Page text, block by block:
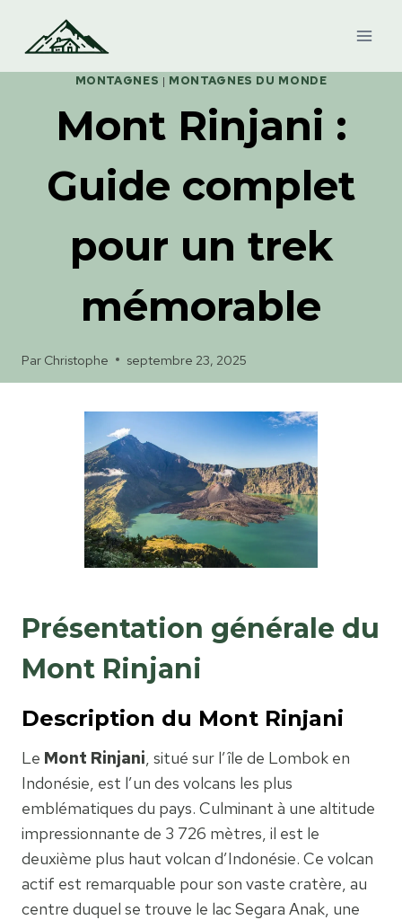
MONTAGNES | MONTAGNES DU MONDE
Mont Rinjani :
Guide complet
pour un trek
mémorable
Par Christophe septembre 23, 2025
Présentation générale du
Mont Rinjani
Description du Mont Rinjani
Le Mont Rinjani, situé sur l’île de Lombok en
Indonésie, est l’un des volcans les plus
emblématiques du pays. Culminant à une altitude
impressionnante de 3 726 mètres, il est le
deuxième plus haut volcan d’Indonésie. Ce volcan
actif est remarquable pour son vaste cratère, au
centre duquel se trouve le lac Segara Anak, une